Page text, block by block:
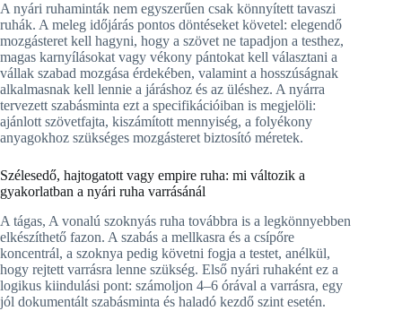
A nyári ruhaminták nem egyszerűen csak könnyített tavaszi
ruhák. A meleg időjárás pontos döntéseket követel: elegendő
mozgásteret kell hagyni, hogy a szövet ne tapadjon a testhez,
magas karnyílásokat vagy vékony pántokat kell választani a
vállak szabad mozgása érdekében, valamint a hosszúságnak
alkalmasnak kell lennie a járáshoz és az üléshez. A nyárra
tervezett szabásminta ezt a specifikációiban is megjelöli:
ajánlott szövetfajta, kiszámított mennyiség, a folyékony
anyagokhoz szükséges mozgásteret biztosító méretek.
Szélesedő, hajtogatott vagy empire ruha: mi változik a
gyakorlatban a nyári ruha varrásánál
A tágas, A vonalú szoknyás ruha továbbra is a legkönnyebben
elkészíthető fazon. A szabás a mellkasra és a csípőre
koncentrál, a szoknya pedig követni fogja a testet, anélkül,
hogy rejtett varrásra lenne szükség. Első nyári ruhaként ez a
logikus kiindulási pont: számoljon 4–6 órával a varrásra, egy
jól dokumentált szabásminta és haladó kezdő szint esetén.